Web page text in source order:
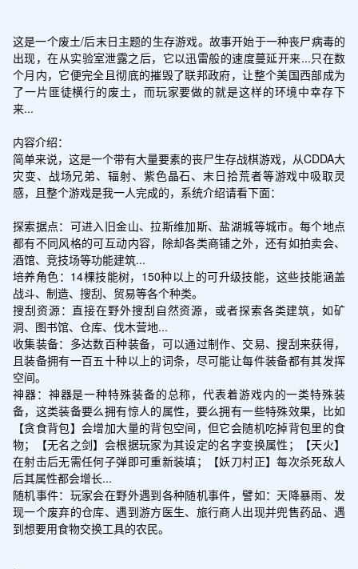
这是一个废土/后末日主题的生存游戏。故事开始于一种丧尸病毒的
出现，在从实验室泄露之后，它以迅雷般的速度蔓延开来...只在数
个月内，它便完全且彻底的摧毁了联邦政府，让整个美国西部成为
了一片匪徒横行的废土，而玩家要做的就是这样的环境中幸存下
来...
内容介绍：
简单来说，这是一个带有大量要素的丧尸生存战棋游戏，从CDDA大
灾变、战场兄弟、辐射、紫色晶石、末日拾荒者等游戏中吸取灵
感，且整个游戏是我一人完成的，系统介绍请看下面：
探索据点：可进入旧金山、拉斯维加斯、盐湖城等城市。每个地点
都有不同风格的可互动内容，除却各类商铺之外，还有如拍卖会、
酒馆、竞技场等功能建筑...
培养角色：14棵技能树，150种以上的可升级技能，这些技能涵盖
战斗、制造、搜刮、贸易等各个种类。
搜刮资源：直接在野外搜刮自然资源，或者探索各类建筑，如矿
洞、图书馆、仓库、伐木营地...
收集装备：多达数百种装备，可以通过制作、交易、搜刮来获得，
且装备拥有一百五十种以上的词条，尽可能让每件装备都有其发挥
空间。
神器：神器是一种特殊装备的总称，代表着游戏内的一类特殊装
备，这类装备要么拥有惊人的属性，要么拥有一些特殊效果，比如
【贪食背包】会增加大量的背包空间，但它会随机吃掉背包里的食
物；【无名之剑】会根据玩家为其设定的名字变换属性；【天火】
在射击后无需任何子弹即可重新装填；【妖刀村正】每次杀死敌人
后其属性都会增长...
随机事件：玩家会在野外遇到各种随机事件，譬如：天降暴雨、发
现一个废弃的仓库、遇到游方医生、旅行商人出现并兜售药品、遇
到想要用食物交换工具的农民。